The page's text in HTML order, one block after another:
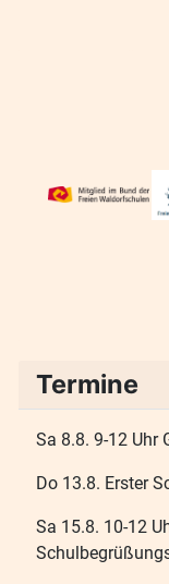
Termine
Sa 8.8. 9-12 Uhr
Do 13.8. Erster
Sa 15.8. 10-12